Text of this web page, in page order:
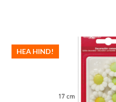
HEA HIND!